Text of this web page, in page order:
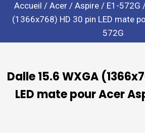
Accueil / Acer/ Aspire/ E1-572G
(1366x768) HD 30 pin LED mate
572G
Dalle 15.6 WXGA
LED mate pour Acer